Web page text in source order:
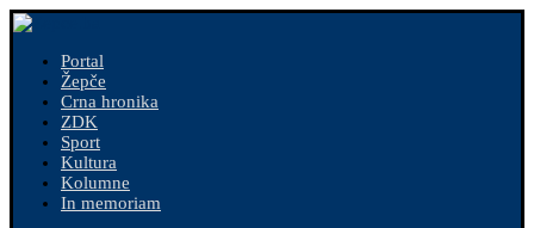
Portal
Žepče
Crna hronika
ZDK
Sport
Kultura
Kolumne
In memoriam